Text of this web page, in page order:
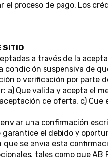
proceso de pago. Los
SITIO
a través de la
suspensiva de
o verificación por parte
Que valida y acepta el
de oferta, c) Que
una confirmación
el debido y
se envía esta
tales como que AB